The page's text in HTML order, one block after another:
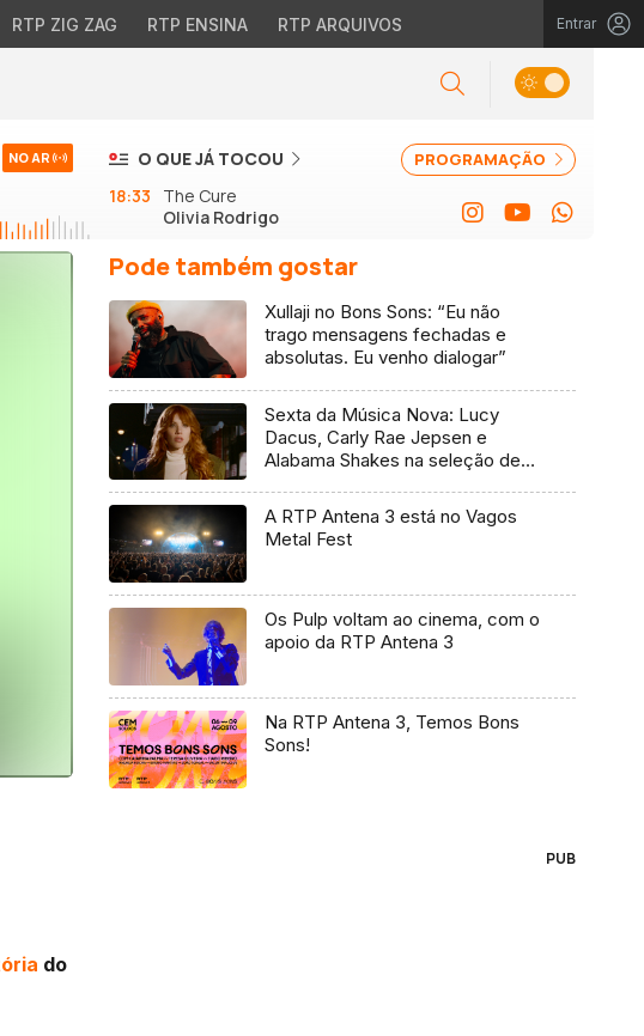
RTP ZIG ZAG RTP ENSINA RTP ARQUIVOS Entrar
NO AR PROGRAMAÇÃO
O QUE JÁ TOCOU
18:33
The Cure
Olivia Rodrigo
do
Pode também gostar
Xullaji no Bons Sons: “Eu não
trago mensagens fechadas e
absolutas. Eu venho dialogar”
Sexta da Música Nova: Lucy
Dacus, Carly Rae Jepsen e
Alabama Shakes na seleção de 7
A RTP Antena 3 está no Vagos
Metal Fest
Os Pulp voltam ao cinema, com o
apoio da RTP Antena 3
Na RTP Antena 3, Temos Bons
Sons!
PUB